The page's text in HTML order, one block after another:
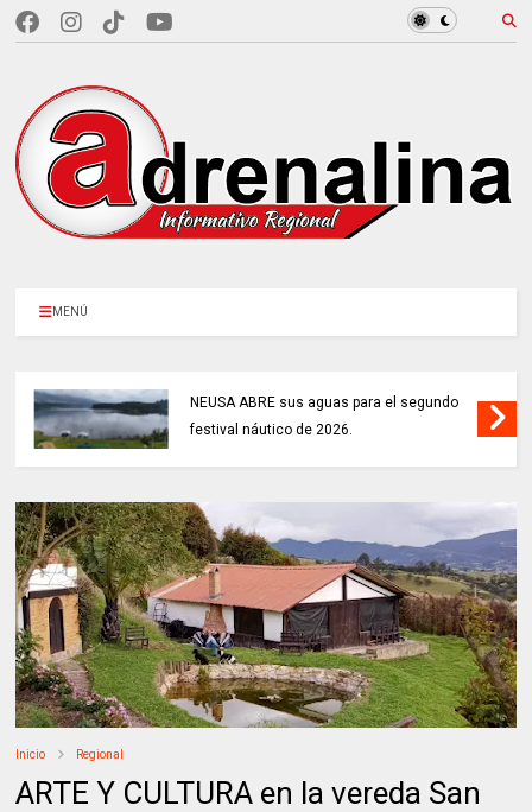
MENÚ
NEUSA ABRE sus aguas para el segundo
festival náutico de 2026.
Inicio Regional
ARTE Y CULTURA en la vereda San